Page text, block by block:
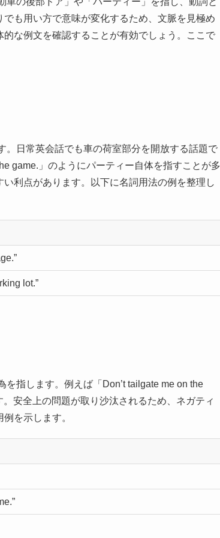
も用い方で意味が変化するため、文脈を見極め
な例文を確認することが有効でしょう。ここで
日常英会話でも車の荷室部分を開放する話題で
game.」のようにパーティー自体を指すことが多
利点があります。以下に名詞用法の例を整理し
lot.”
指します。例えば「Don’t tailgate me on the
安全上の問題が取り沙汰されるため、ネガティ
を示します。